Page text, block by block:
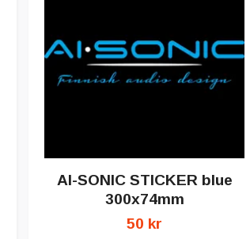
AI-SONIC STICKER blue
300x74mm
50 kr